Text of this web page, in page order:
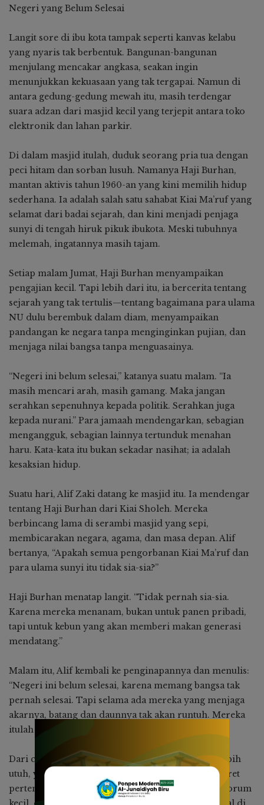
Negeri yang Belum Selesai
Langit sore di ibu kota tampak seperti kanvas kelabu
yang nyaris tak berbentuk. Bangunan-bangunan
menjulang mencakar angkasa, seakan ingin
menunjukkan kekuasaan yang tak tergapai. Namun di
antara gedung-gedung mewah itu, masih terdengar
suara adzan dari masjid kecil yang terjepit antara toko
elektronik dan lahan parkir.
Di dalam masjid itulah, duduk seorang pria tua dengan
peci hitam dan sorban lusuh. Namanya Haji Burhan,
mantan aktivis tahun 1960-an yang kini memilih hidup
sederhana. Ia adalah salah satu sahabat Kiai Ma’ruf yang
selamat dari badai sejarah, dan kini menjadi penjaga
sunyi di tengah hiruk pikuk ibukota. Meski tubuhnya
melemah, ingatannya masih tajam.
Setiap malam Jumat, Haji Burhan menyampaikan
pengajian kecil. Tapi lebih dari itu, ia bercerita tentang
sejarah yang tak tertulis—tentang bagaimana para ulama
NU dulu berembuk dalam diam, menyampaikan
pandangan ke negara tanpa menginginkan pujian, dan
menjaga nilai bangsa tanpa menguasainya.
“Negeri ini belum selesai,” katanya suatu malam. “Ia
masih mencari arah, masih gamang. Maka jangan
serahkan sepenuhnya kepada politik. Serahkan juga
kepada nurani.” Para jamaah mendengarkan, sebagian
mengangguk, sebagian lainnya tertunduk menahan
haru. Kata-kata itu bukan sekadar nasihat; ia adalah
kesaksian hidup.
Suatu hari, Alif Zaki datang ke masjid itu. Ia mendengar
tentang Haji Burhan dari Kiai Sholeh. Mereka
berbincang lama di serambi masjid yang sepi,
membicarakan negara, agama, dan masa depan. Alif
bertanya, “Apakah semua pengorbanan Kiai Ma’ruf dan
para ulama sunyi itu tidak sia-sia?”
Haji Burhan menatap langit. “Tidak pernah sia-sia.
Karena mereka menanam, bukan untuk panen pribadi,
tapi untuk kebun yang akan memberi makan generasi
mendatang.”
Malam itu, Alif kembali ke penginapannya dan menulis:
“Negeri ini belum selesai, karena memang bangsa tak
pernah selesai. Tapi selama ada mereka yang menjaga
akarnya, batang dan daunnya tak akan runtuh. Mereka
itulah para penjaga sunyi.”
Dari catatan itu, Alif mulai menyusun buku yang lebih
utuh, yang tak hanya memuat risalah, tapi juga potret
pertemuan, pengalaman lintas pesantren, forum-forum